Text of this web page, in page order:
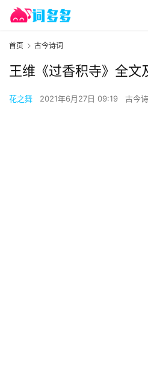
首页 古今诗词
王维《过香积寺》全文
花之舞 2021年6月27日 09:19 古今